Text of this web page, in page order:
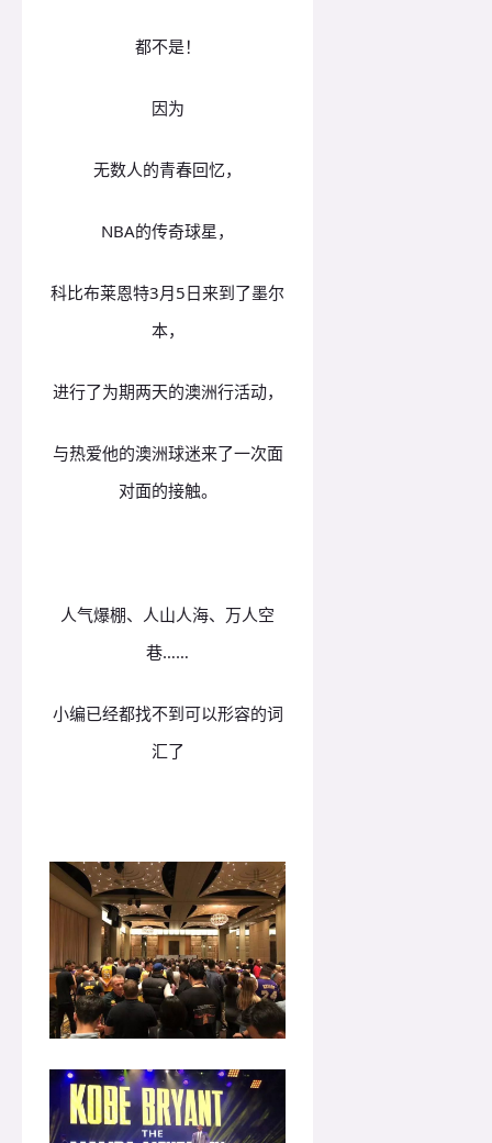
都不是！
因为
无数人的青春回忆，
NBA的传奇球星，
科比布莱恩特3月5日来到了墨尔
本，
进行了为期两天的澳洲行活动，
与热爱他的澳洲球迷来了一次面
对面的接触。
人气爆棚、人山人海、万人空
巷……
小编已经都找不到可以形容的词
汇了